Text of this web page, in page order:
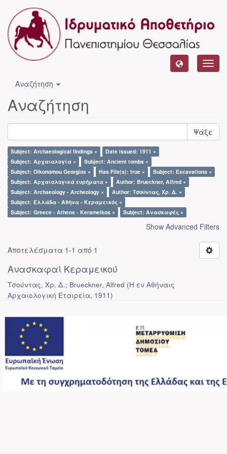
Αναζήτηση
Αναζήτηση
Ψάξε
Subject: Archaeological findings ×
Date issued: 1911 ×
Subject: Αρχαιολογία ×
Subject: Ancient tombs ×
Subject: Oikonomou Georgios ×
Has File(s): true ×
Subject: Excavations ×
Subject: Αρχαιολογικά ευρήματα ×
Author: Brueckner, Alfred ×
Subject: Archaeology - Archeology ×
Author: Τσούντας, Χρ. Δ. ×
Subject: Ελλάδα - Αθήνα - Κεραμεικός ×
Subject: Greece - Athens - Kerameikos ×
Subject: Ανασκαφές ×
Show Advanced Filters
Αποτελέσματα 1-1 από 1
Ανασκαφαί Κεραμεικού
Τσούντας, Χρ. Δ.; Brueckner, Alfred (Η εν Αθήναις
Αρχαιολογική Εταιρεία, 1911)